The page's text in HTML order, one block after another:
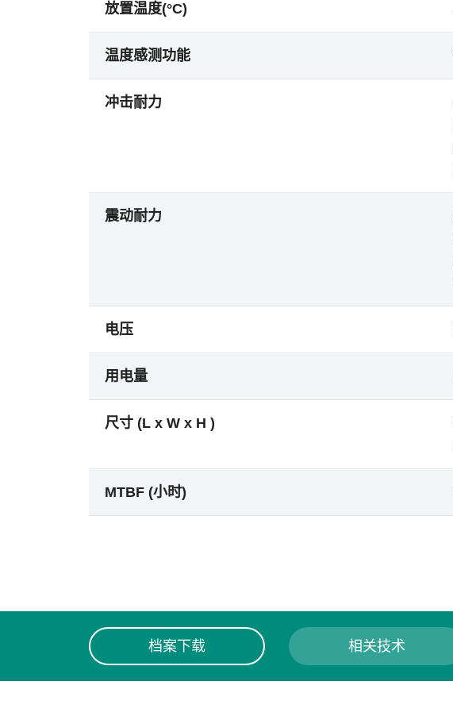
放置温度(°C)
温度感测功能
冲击耐力
震动耐力
电压
用电量
尺寸 (L x W x H )
MTBF (小时)
档案下载 相关技术